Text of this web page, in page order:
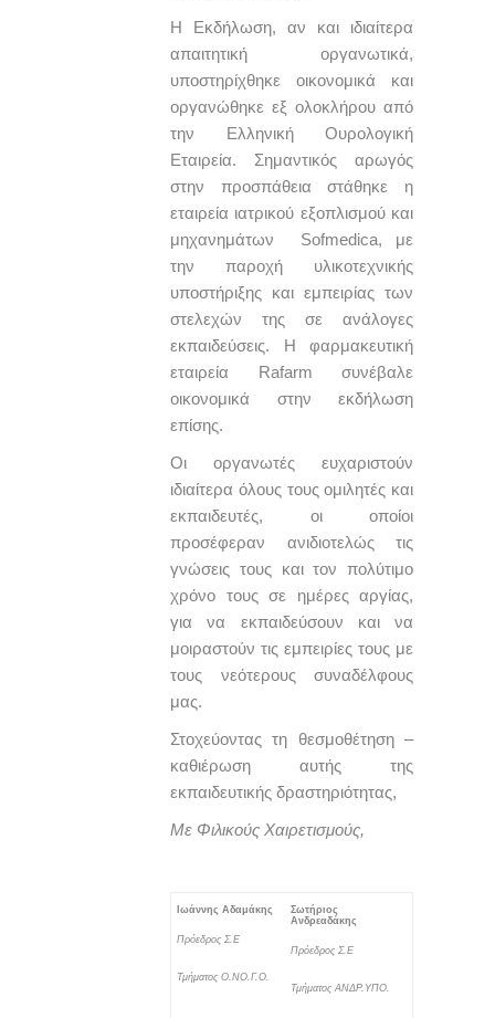
Η Εκδήλωση, αν και ιδιαίτερα
απαιτητική οργανωτικά,
υποστηρίχθηκε οικονομικά και
οργανώθηκε εξ ολοκλήρου από
την Ελληνική Ουρολογική
Εταιρεία. Σημαντικός αρωγός
στην προσπάθεια στάθηκε η
εταιρεία ιατρικού εξοπλισμού και
μηχανημάτων Sofmedica, με
την παροχή υλικοτεχνικής
υποστήριξης και εμπειρίας των
στελεχών της σε ανάλογες
εκπαιδεύσεις. Η φαρμακευτική
εταιρεία Rafarm συνέβαλε
οικονομικά στην εκδήλωση
επίσης.
Οι οργανωτές ευχαριστούν
ιδιαίτερα όλους τους ομιλητές και
εκπαιδευτές, οι οποίοι
προσέφεραν ανιδιοτελώς τις
γνώσεις τους και τον πολύτιμο
χρόνο τους σε ημέρες αργίας,
για να εκπαιδεύσουν και να
μοιραστούν τις εμπειρίες τους με
τους νεότερους συναδέλφους
μας.
Στοχεύοντας τη θεσμοθέτηση –
καθιέρωση αυτής της
εκπαιδευτικής δραστηριότητας,
Με Φιλικούς Χαιρετισμούς,
Ιωάννης Αδαμάκης
Πρόεδρος Σ.Ε
Τμήματος Ο.ΝΟ.Γ.Ο.
Σωτήριος
Ανδρεαδάκης
Πρόεδρος Σ.Ε
Τμήματος ΑΝΔΡ.ΥΠΟ.